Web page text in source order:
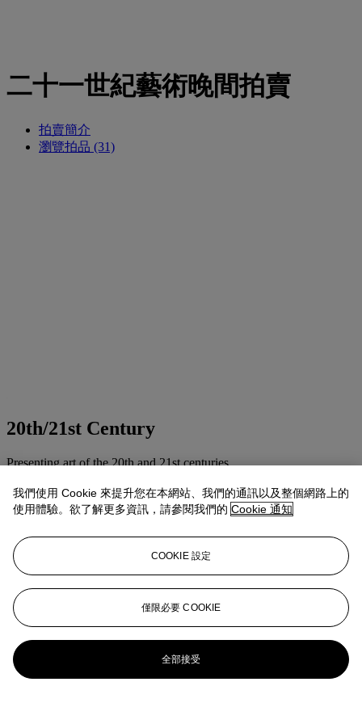
二十一世紀藝術晚間拍賣
拍賣簡介
瀏覽拍品 (31)
20th/21st Century
Presenting art of the 20th and 21st centuries
Explore all sales
我們使用 Cookie 來提升您在本網站、我們的通訊以及整個網路上的
使用體驗。欲了解更多資訊，請參閱我們的 Cookie 通知
COOKIE 設定
僅限必要 COOKIE
全部接受